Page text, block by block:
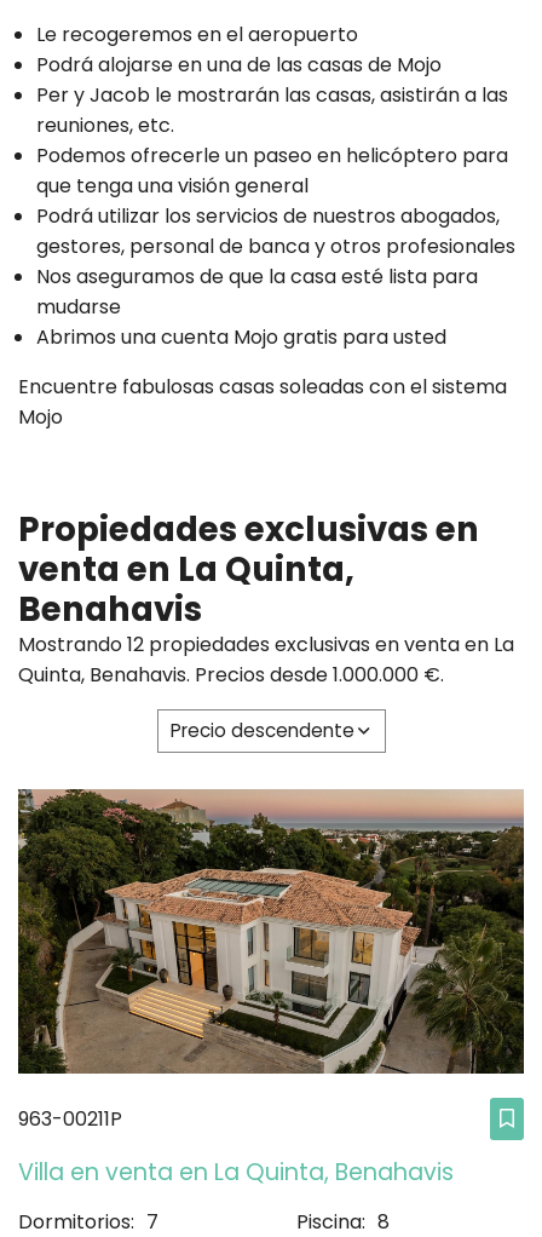
Le recogeremos en el aeropuerto
Podrá alojarse en una de las casas de Mojo
Per y Jacob le mostrarán las casas, asistirán a las
reuniones, etc.
Podemos ofrecerle un paseo en helicóptero para
que tenga una visión general
Podrá utilizar los servicios de nuestros abogados,
gestores, personal de banca y otros profesionales
Nos aseguramos de que la casa esté lista para
mudarse
Abrimos una cuenta Mojo gratis para usted
Encuentre fabulosas casas soleadas con el sistema
Mojo
Propiedades exclusivas en
venta en La Quinta,
Benahavis
Mostrando 12 propiedades exclusivas en venta en La
Quinta, Benahavis. Precios desde 1.000.000 €.
Precio descendente
963-00211P
Villa en venta en La Quinta, Benahavis
Dormitorios: 7 Piscina: 8